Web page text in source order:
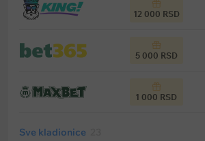
12 000 RSD
5 000 RSD
1 000 RSD
Sve kladionice